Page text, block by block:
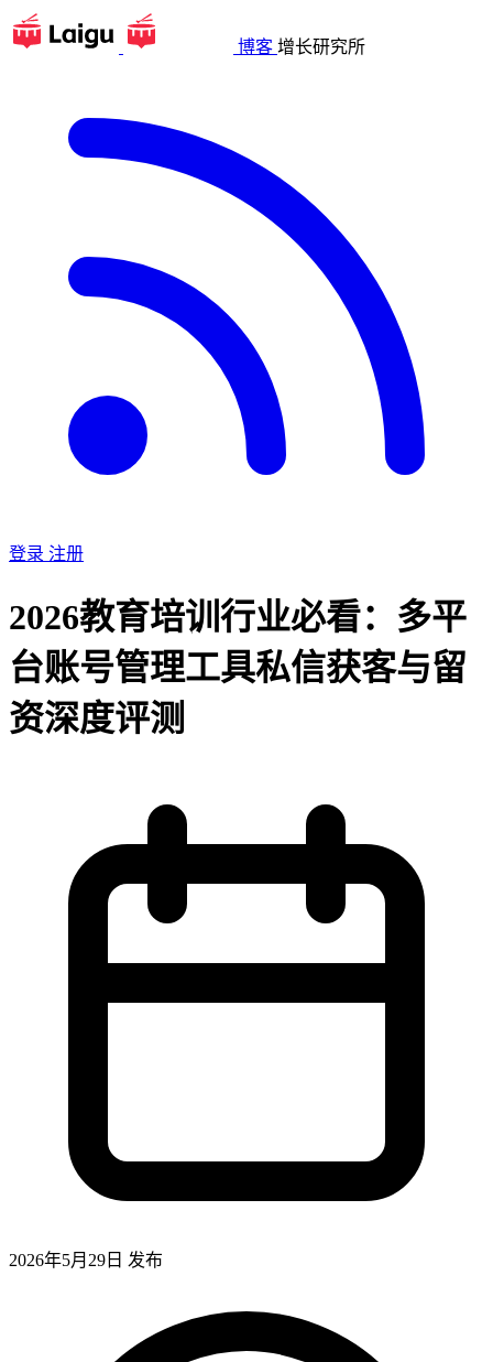
博客 增长研究所
登录 注册
2026教育培训行业必看：多平
台账号管理工具私信获客与留
资深度评测
2026年5月29日 发布